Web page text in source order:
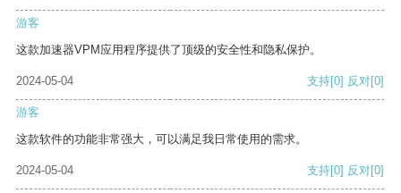
游客
这款加速器VPM应用程序提供了顶级的安全性和隐私保护。
2024-05-04 支持[0] 反对[0]
游客
这款软件的功能非常强大，可以满足我日常使用的需求。
2024-05-04 支持[0] 反对[0]